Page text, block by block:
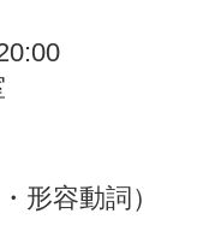
形容動詞）